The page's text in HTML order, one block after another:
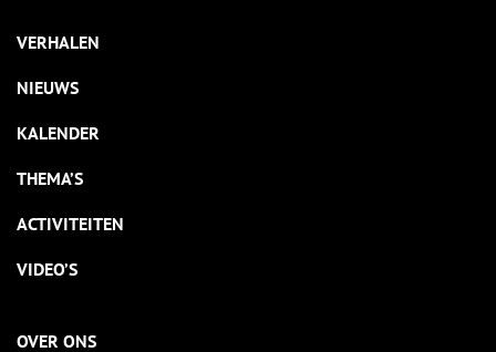
VERHALEN
NIEUWS
KALENDER
THEMA’S
ACTIVITEITEN
VIDEO’S
OVER ONS